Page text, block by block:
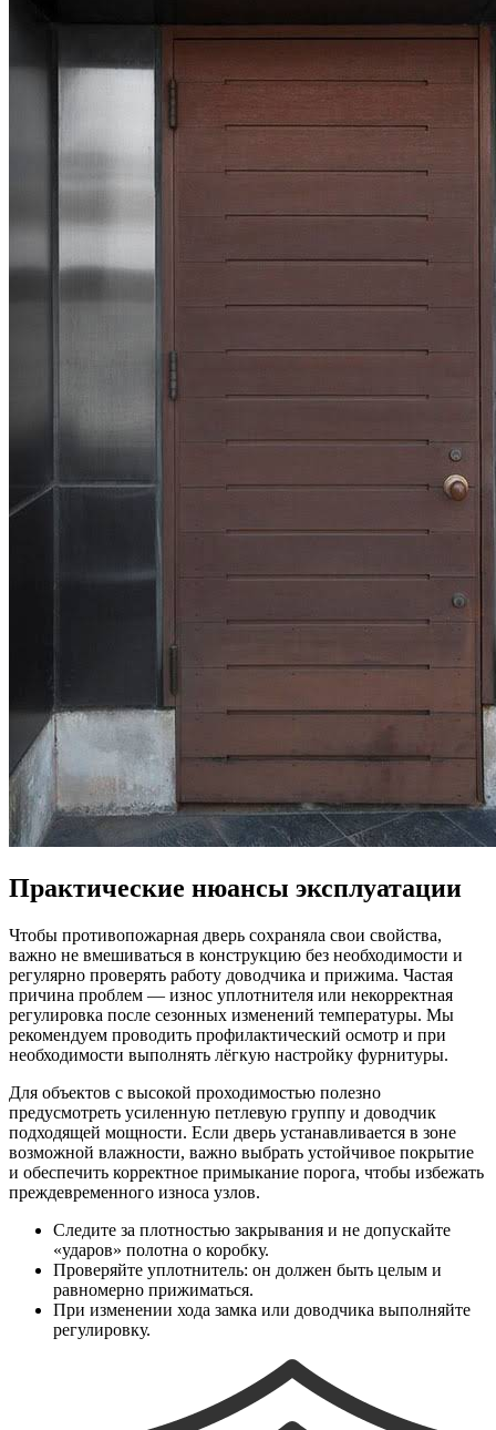
Практические нюансы эксплуатации
Чтобы противопожарная дверь сохраняла свои свойства,
важно не вмешиваться в конструкцию без необходимости и
регулярно проверять работу доводчика и прижима. Частая
причина проблем — износ уплотнителя или некорректная
регулировка после сезонных изменений температуры. Мы
рекомендуем проводить профилактический осмотр и при
необходимости выполнять лёгкую настройку фурнитуры.
Для объектов с высокой проходимостью полезно
предусмотреть усиленную петлевую группу и доводчик
подходящей мощности. Если дверь устанавливается в зоне
возможной влажности, важно выбрать устойчивое покрытие
и обеспечить корректное примыкание порога, чтобы избежать
преждевременного износа узлов.
Следите за плотностью закрывания и не допускайте
«ударов» полотна о коробку.
Проверяйте уплотнитель: он должен быть целым и
равномерно прижиматься.
При изменении хода замка или доводчика выполняйте
регулировку.